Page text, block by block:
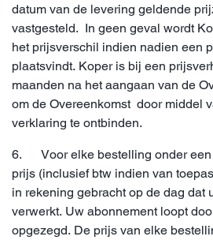
datum van de levering geldende
vastgesteld. In geen geval wordt
het prijsverschil indien nadien een
plaatsvindt. Koper is bij een
maanden na het aangaan van de
om de Overeenkomst door middel
verklaring te ontbinden.
6.
Voor elke bestelling onder
prijs (inclusief btw indien van
in rekening gebracht op de dag dat
verwerkt. Uw abonnement loopt
opgezegd. De prijs van elke